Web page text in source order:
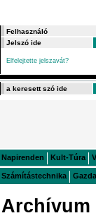
Elfelejtette jelszavát?
Napirenden Kult-Túra
Számítástechnika
Archívum